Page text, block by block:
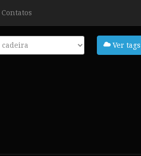
Contatos
Ver tags